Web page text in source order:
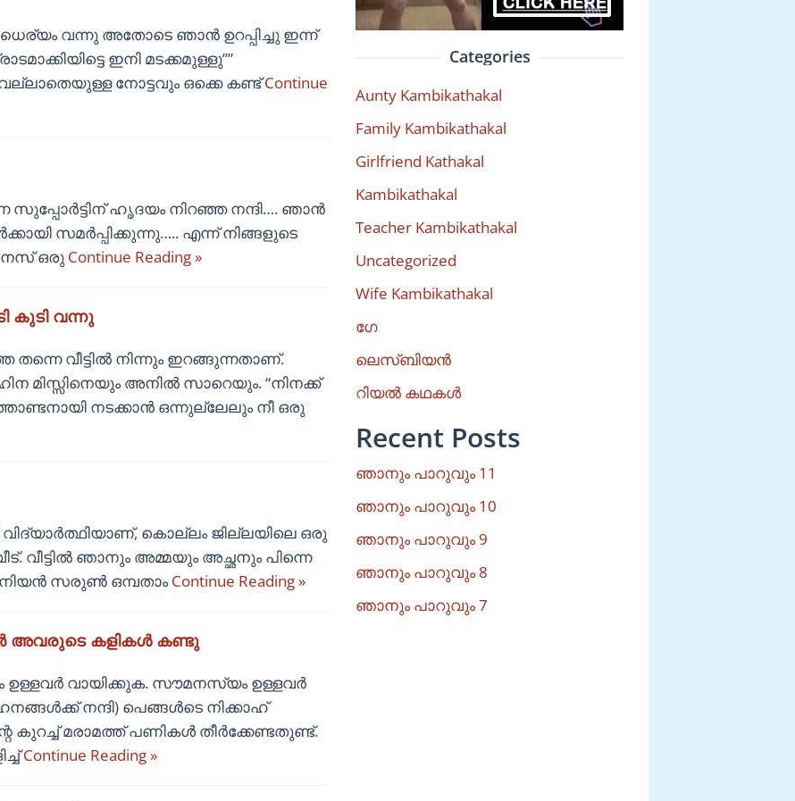
ധൈര്യം വന്നു അതോടെ ഞാൻ ഉറപ്പിച്ചു ഇന്ന്
ഇനി മടക്കമുള്ളു””
വല്ലാതെയുള്ള നോട്ടവും ഒക്കെ കണ്ട്Continue
സുപ്പോർട്ടിന് ഹൃദയം നിറഞ്ഞ നന്ദി…. ഞാൻ
സമർപ്പിക്കുന്നു….. എന്ന് നിങ്ങളുടെ
ഒരു Continue Reading »
കു‌ടി വന്നു
വീട്ടിൽ നിന്നും ഇറങ്ങുന്നതാണ്.
മിസ്സിനെയും അനിൽ സാറെയും. “നിനക്ക്
നടക്കാൻ ഒന്നുല്ലേലും നീ ഒരു
കൊല്ലം ജില്ലയിലെ ഒരു
വീട്ടില്‍ ഞാനും അമ്മയും അച്ഛനും പിന്നെ
സരുണ്‍ ഒമ്പതാം Continue Reading »
അവരുടെ കളികൾ കണ്ടു
ഉള്ളവർ വായിക്കുക. സൗമനസ്യം ഉള്ളവർ
നന്ദി) പെങ്ങൾടെ നിക്കാഹ്
കുറച്ച് മരാമത്ത് പണികൾ തീർക്കേണ്ടതുണ്ട്.
Continue Reading »
Categories
Aunty Kambikathakal
Family Kambikathakal
Girlfriend Kathakal
Kambikathakal
Teacher Kambikathakal
Uncategorized
Wife Kambikathakal
ഗേ
ലെസ്ബിയൻ
റിയൽ കഥകൾ
Recent Posts
ഞാനും പാറുവും 11
ഞാനും പാറുവും 10
ഞാനും പാറുവും 9
ഞാനും പാറുവും 8
ഞാനും പാറുവും 7